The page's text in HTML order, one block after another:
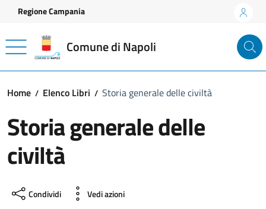
Vai ai contenuti
Vai al footer
Regione Campania
Comune di Napoli
Home Elenco Libri Storia generale delle civiltà
Storia generale delle
civiltà
Condividi Vedi azioni